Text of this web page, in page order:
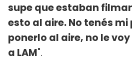
supe que estaban
esto al aire. No tenés
ponerlo al aire, no le
a LAM".